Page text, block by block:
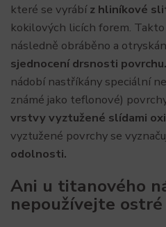
které se vyrábíz hliníkové
kokilových licích forem.
následně obráběno a
sjednocení drsnosti povrchu.
nádobí nastříkány speciální
známé jako teflonové)
vrstvy vyztužené slídami
vyztužené povrchy se
odolnosti.
Ani u titanového
nepoužívejte